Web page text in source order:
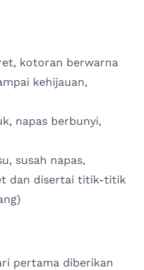
kotoran berwarna
kehijauan,
napas berbunyi,
susah napas,
dan disertai titik-titik
pertama diberikan